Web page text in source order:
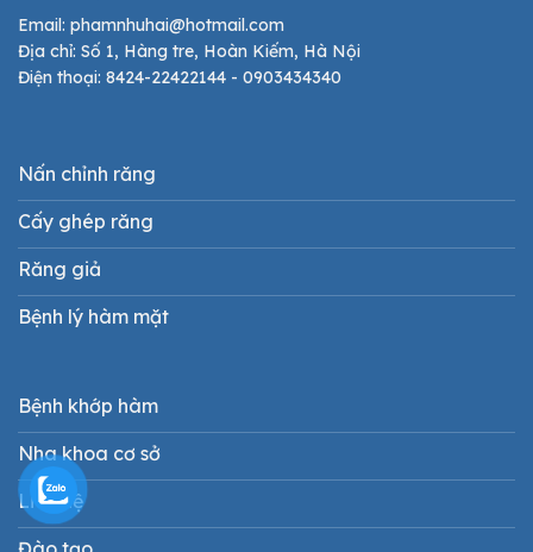
Email: phamnhuhai@hotmail.com
Địa chỉ: Số 1, Hàng tre, Hoàn Kiếm, Hà Nội
Điện thoại: 8424-22422144 - 0903434340
Nấn chỉnh răng
Cấy ghép răng
Răng giả
Bệnh lý hàm mặt
Bệnh khớp hàm
Nha khoa cơ sở
Liên hệ